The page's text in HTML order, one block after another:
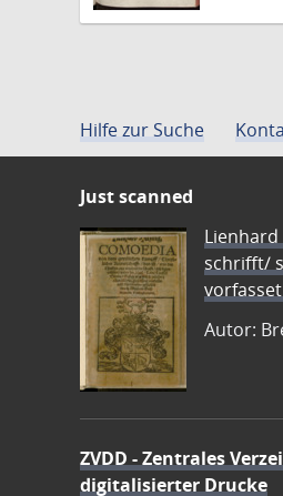
Hilfe zur Suche
Just scanned
schrifft/
Autor:
ZVDD - Zentrales
digitalisierter Drucke